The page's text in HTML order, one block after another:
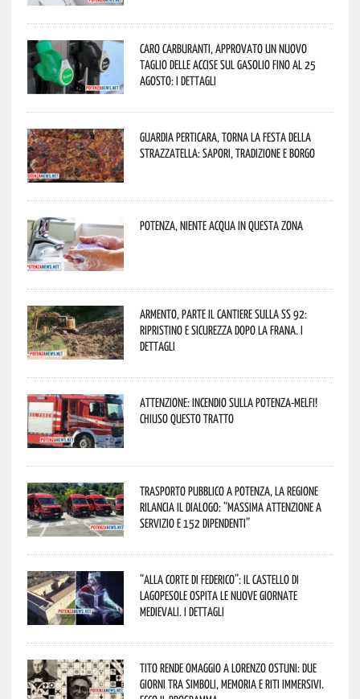
Caro carburanti, approvato un nuovo
taglio delle accise sul gasolio fino al 25
agosto: i dettagli
Guardia Perticara, torna la Festa della
Strazzatella: sapori, tradizione e borgo
Potenza, niente acqua in questa zona
Armento, parte il cantiere sulla SS 92:
ripristino e sicurezza dopo la frana. I
dettagli
Attenzione: incendio sulla Potenza-Melfi!
Chiuso questo tratto
Trasporto pubblico a Potenza, la Regione
rilancia il dialogo: “Massima attenzione a
servizio e 152 dipendenti”
“Alla corte di Federico”: il Castello di
Lagopesole ospita le nuove Giornate
Medievali. I dettagli
Tito rende omaggio a Lorenzo Ostuni: due
giorni tra simboli, memoria e riti immersivi.